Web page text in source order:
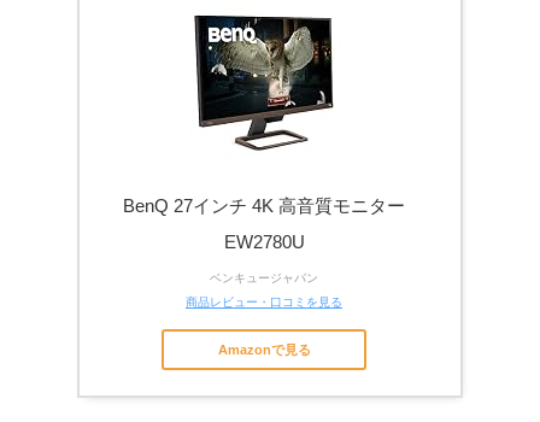
BenQ 27インチ 4K 高音質モニター
EW2780U
ベンキュージャパン
商品レビュー・口コミを見る
Amazonで見る